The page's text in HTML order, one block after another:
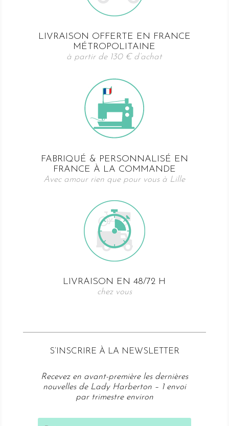
LIVRAISON OFFERTE EN FRANCE
MÉTROPOLITAINE
à partir de 130 € d’achat
FABRIQUÉ & PERSONNALISÉ EN
FRANCE À LA COMMANDE
Avec amour rien que pour vous à Lille
LIVRAISON EN 48/72 H
chez vous
S’ INSCRIRE À LA NEWSLETTER
Recevez en avant-première les dernières
nouvelles de Lady Harberton – 1 envoi
par trimestre environ